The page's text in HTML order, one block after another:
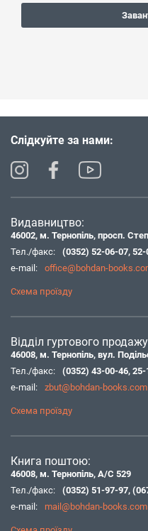
Слідкуйте за нами:
Видавництво:
46002, м. Тернопіль, просп.
Тел./факс:
(0352) 52-06-07, 52-
e-mail:
office@bohdan-
Схема проїзду
Відділ гуртового
46008, м. Тернопіль, вул.
Тел./факс:
(0352) 43-00-46, 25-
e-mail:
zbut@bohdan-books.com
Схема проїзду
Книга поштою:
46008, м. Тернопіль, А/С 529
Тел./факс:
(0352) 51-97-97,
e-mail:
mail@bohdan-books.com